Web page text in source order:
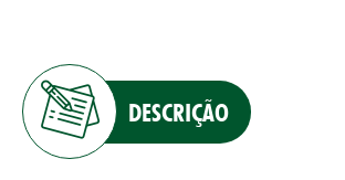
DESCRIÇÃO